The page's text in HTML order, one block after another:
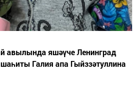
авылында яшәүче Ленинград
Галия апа Гыйззәтуллина